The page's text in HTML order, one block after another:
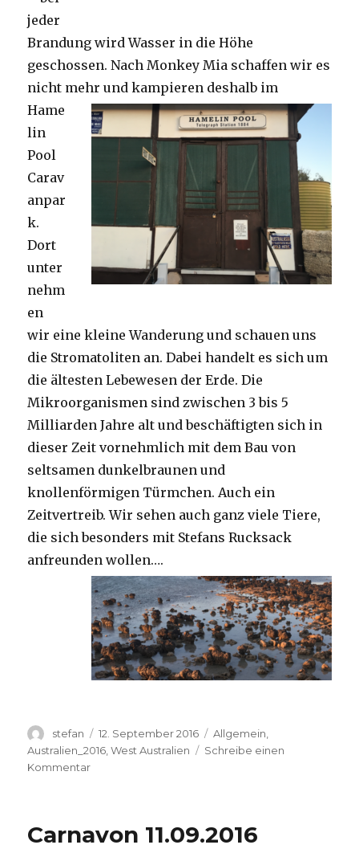
jeder
Brandung wird Wasser in die Höhe
geschossen. Nach Monkey Mia schaffen wir es
nicht mehr und kampieren deshalb im
Hame
lin
Pool
Carav
anpar
k.
Dort
unter
nehm
en
wir eine kleine Wanderung und schauen uns
die Stromatoliten an. Dabei handelt es sich um
die ältesten Lebewesen der Erde. Die
Mikroorganismen sind zwischen 3 bis 5
Milliarden Jahre alt und beschäftigten sich in
dieser Zeit vornehmlich mit dem Bau von
seltsamen dunkelbraunen und
knollenförmigen Türmchen. Auch ein
Zeitvertreib. Wir sehen auch ganz viele Tiere,
die sich besonders mit Stefans Rucksack
anfreunden wollen….
Autor
stefan
Veröffentlicht
am
12. September 2016 Kategorien
Allgemein
Australien_2016 ,West Australien
Schreibe einen
Kommentarzu
Carnavon 11.09.2016